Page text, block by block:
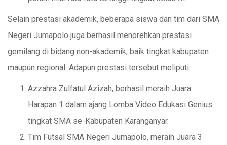
Selain prestasi akademik, beberapa siswa dan tim dari SMA
Negeri Jumapolo juga berhasil menorehkan prestasi
gemilang di bidang non-akademik, baik tingkat kabupaten
maupun regional. Adapun prestasi tersebut meliputi:
Azzahra Zulfatul Azizah, berhasil meraih Juara
Harapan 1 dalam ajang Lomba Video Edukasi Genius
tingkat SMA se-Kabupaten Karanganyar.
Tim Futsal SMA Negeri Jumapolo, meraih Juara 3